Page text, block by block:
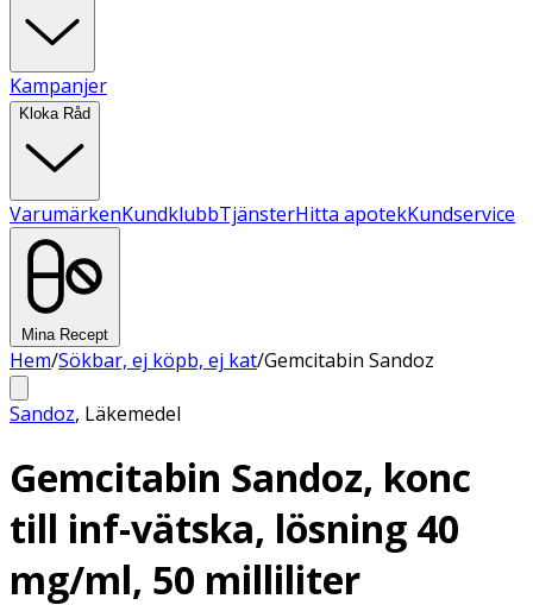
Kampanjer
Kloka Råd
VarumärkenKundklubbTjänsterHitta apotekKundservice
Mina Recept
Hem/Sökbar, ej köpb, ej kat/Gemcitabin Sandoz
Sandoz, Läkemedel
Gemcitabin Sandoz, konc
till inf-vätska, lösning 40
mg/ml, 50 milliliter